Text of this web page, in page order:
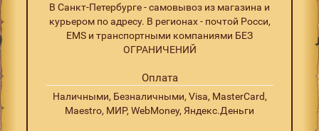
В Санкт-Петербурге - самовывоз из магазина и
курьером по адресу. В регионах - почтой Росси,
EMS и транспортными компаниями БЕЗ
ОГРАНИЧЕНИЙ
Оплата
Наличными, Безналичными, Visa, MasterCard,
Maestro, МИР, WebMoney, Яндекс.Деньги